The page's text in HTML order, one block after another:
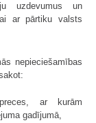
uzdevumus un
ar pārtiku valsts
nepieciešamības
ar kurām
gadījumā,